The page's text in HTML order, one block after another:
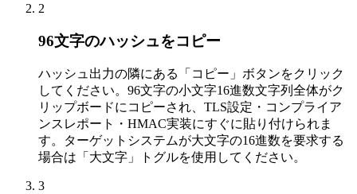
2
96文字のハッシュをコピー
ハッシュ出力の隣にある「コピー」ボタンをクリック
してください。96文字の小文字16進数文字列全体がク
リップボードにコピーされ、TLS設定・コンプライア
ンスレポート・HMAC実装にすぐに貼り付けられま
す。ターゲットシステムが大文字の16進数を要求する
場合は「大文字」トグルを使用してください。
3